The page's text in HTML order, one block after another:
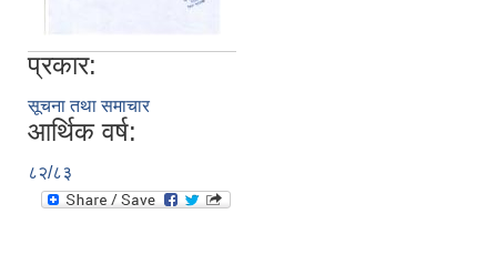
प्रकार:
सूचना तथा समाचार
आर्थिक वर्ष:
८२/८३